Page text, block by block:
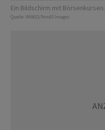
Ein Bildschirm mit Börsenkursen.
Quelle: IMAGO/Pond5 Images